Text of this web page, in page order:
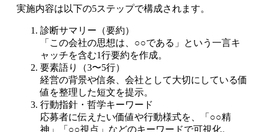
実施内容は以下の5ステップで構成されます。
診断サマリー（要約）
「この会社の思想は、○○である」という一言キ
ャッチを含む1行要約を作成。
要素語り（3〜5行）
経営の背景や信条、会社として大切にしている価
値を整理した短文を提示。
行動指針・哲学キーワード
応募者に伝えたい価値や行動様式を、「○○精
神」「○○視点」などのキーワードで可視化。